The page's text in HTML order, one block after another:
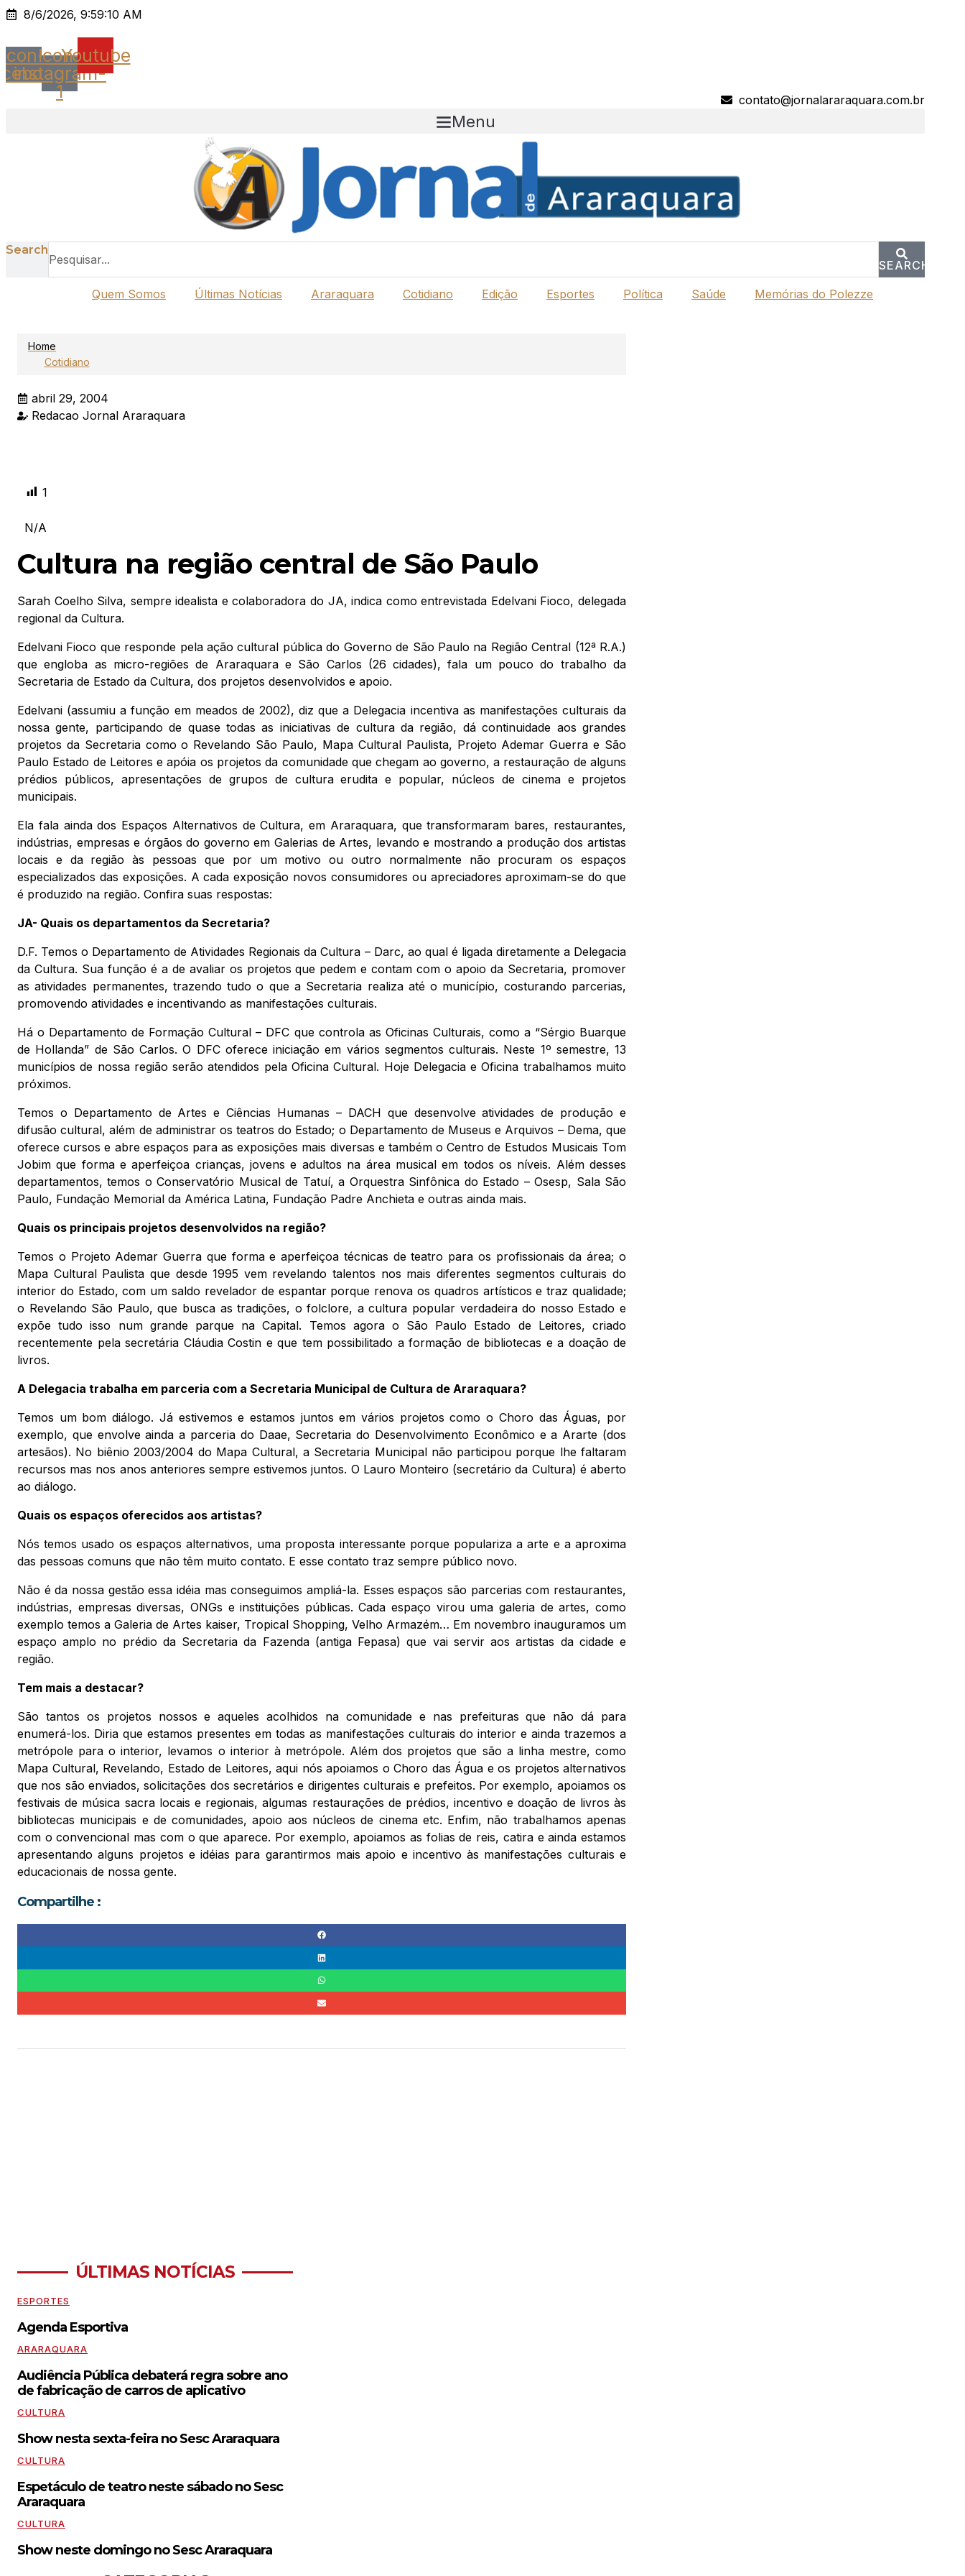
Ir
o
conteúdo
8/6/2026, 9:59:10 AM
Icon-Icon-
instagram-
1
Youtube
contato@jornalararaquara.com.br
Menu
Search
SEARCH
Quem Somos
Últimas Notícias Araraquara Cotidiano Edição Esportes Política Saúde Memórias do Polezze
Home
Cotidiano
abril 29, 2004
Redacao Jornal Araraquara
1
N/A
Cultura na região central de São Paulo
Sarah Coelho Silva, sempre idealista e colaboradora do JA, indica como entrevistada Edelvani Fioco, delegada
regional da Cultura.
Edelvani Fioco que responde pela ação cultural pública do Governo de São Paulo na Região Central (12ª R.A.)
que engloba as micro-regiões de Araraquara e São Carlos (26 cidades), fala um pouco do trabalho da
Secretaria de Estado da Cultura, dos projetos desenvolvidos e apoio.
Edelvani (assumiu a função em meados de 2002), diz que a Delegacia incentiva as manifestações culturais da
nossa gente, participando de quase todas as iniciativas de cultura da região, dá continuidade aos grandes
projetos da Secretaria como o Revelando São Paulo, Mapa Cultural Paulista, Projeto Ademar Guerra e São
Paulo Estado de Leitores e apóia os projetos da comunidade que chegam ao governo, a restauração de alguns
prédios públicos, apresentações de grupos de cultura erudita e popular, núcleos de cinema e projetos
municipais.
Ela fala ainda dos Espaços Alternativos de Cultura, em Araraquara, que transformaram bares, restaurantes,
indústrias, empresas e órgãos do governo em Galerias de Artes, levando e mostrando a produção dos artistas
locais e da região às pessoas que por um motivo ou outro normalmente não procuram os espaços
especializados das exposições. A cada exposição novos consumidores ou apreciadores aproximam-se do que
é produzido na região. Confira suas respostas:
JA- Quais os departamentos da Secretaria?
D.F. Temos o Departamento de Atividades Regionais da Cultura – Darc, ao qual é ligada diretamente a Delegacia
da Cultura. Sua função é a de avaliar os projetos que pedem e contam com o apoio da Secretaria, promover
as atividades permanentes, trazendo tudo o que a Secretaria realiza até o município, costurando parcerias,
promovendo atividades e incentivando as manifestações culturais.
Há o Departamento de Formação Cultural – DFC que controla as Oficinas Culturais, como a “Sérgio Buarque
de Hollanda” de São Carlos. O DFC oferece iniciação em vários segmentos culturais. Neste 1º semestre, 13
municípios de nossa região serão atendidos pela Oficina Cultural. Hoje Delegacia e Oficina trabalhamos muito
próximos.
Temos o Departamento de Artes e Ciências Humanas – DACH que desenvolve atividades de produção e
difusão cultural, além de administrar os teatros do Estado; o Departamento de Museus e Arquivos – Dema, que
oferece cursos e abre espaços para as exposições mais diversas e também o Centro de Estudos Musicais Tom
Jobim que forma e aperfeiçoa crianças, jovens e adultos na área musical em todos os níveis. Além desses
departamentos, temos o Conservatório Musical de Tatuí, a Orquestra Sinfônica do Estado – Osesp, Sala São
Paulo, Fundação Memorial da América Latina, Fundação Padre Anchieta e outras ainda mais.
Quais os principais projetos desenvolvidos na região?
Temos o Projeto Ademar Guerra que forma e aperfeiçoa técnicas de teatro para os profissionais da área; o
Mapa Cultural Paulista que desde 1995 vem revelando talentos nos mais diferentes segmentos culturais do
interior do Estado, com um saldo revelador de espantar porque renova os quadros artísticos e traz qualidade;
o Revelando São Paulo, que busca as tradições, o folclore, a cultura popular verdadeira do nosso Estado e
expõe tudo isso num grande parque na Capital. Temos agora o São Paulo Estado de Leitores, criado
recentemente pela secretária Cláudia Costin e que tem possibilitado a formação de bibliotecas e a doação de
livros.
A Delegacia trabalha em parceria com a Secretaria Municipal de Cultura de Araraquara?
Temos um bom diálogo. Já estivemos e estamos juntos em vários projetos como o Choro das Águas, por
exemplo, que envolve ainda a parceria do Daae, Secretaria do Desenvolvimento Econômico e a Ararte (dos
artesãos). No biênio 2003/2004 do Mapa Cultural, a Secretaria Municipal não participou porque lhe faltaram
recursos mas nos anos anteriores sempre estivemos juntos. O Lauro Monteiro (secretário da Cultura) é aberto
ao diálogo.
Quais os espaços oferecidos aos artistas?
Nós temos usado os espaços alternativos, uma proposta interessante porque populariza a arte e a aproxima
das pessoas comuns que não têm muito contato. E esse contato traz sempre público novo.
Não é da nossa gestão essa idéia mas conseguimos ampliá-la. Esses espaços são parcerias com restaurantes,
indústrias, empresas diversas, ONGs e instituições públicas. Cada espaço virou uma galeria de artes, como
exemplo temos a Galeria de Artes kaiser, Tropical Shopping, Velho Armazém… Em novembro inauguramos um
espaço amplo no prédio da Secretaria da Fazenda (antiga Fepasa) que vai servir aos artistas da cidade e
região.
Tem mais a destacar?
São tantos os projetos nossos e aqueles acolhidos na comunidade e nas prefeituras que não dá para
enumerá-los. Diria que estamos presentes em todas as manifestações culturais do interior e ainda trazemos a
metrópole para o interior, levamos o interior à metrópole. Além dos projetos que são a linha mestre, como
Mapa Cultural, Revelando, Estado de Leitores, aqui nós apoiamos o Choro das Água e os projetos alternativos
que nos são enviados, solicitações dos secretários e dirigentes culturais e prefeitos. Por exemplo, apoiamos os
festivais de música sacra locais e regionais, algumas restaurações de prédios, incentivo e doação de livros às
bibliotecas municipais e de comunidades, apoio aos núcleos de cinema etc. Enfim, não trabalhamos apenas
com o convencional mas com o que aparece. Por exemplo, apoiamos as folias de reis, catira e ainda estamos
apresentando alguns projetos e idéias para garantirmos mais apoio e incentivo às manifestações culturais e
educacionais de nossa gente.
Compartilhe :
ÚLTIMAS NOTÍCIAS
ESPORTES
Agenda Esportiva
ARARAQUARA
Audiência Pública debaterá regra sobre ano
de fabricação de carros de aplicativo
CULTURA
Show nesta sexta-feira no Sesc Araraquara
CULTURA
Espetáculo de teatro neste sábado no Sesc
Araraquara
CULTURA
Show neste domingo no Sesc Araraquara